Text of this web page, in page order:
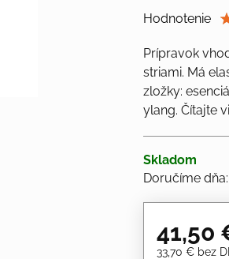
Hodnotenie
Prípravok
striami. Má
zložky:
ylang.Čítajte
Skladom
Doručíme dňa:
41,50
33,70 € bez